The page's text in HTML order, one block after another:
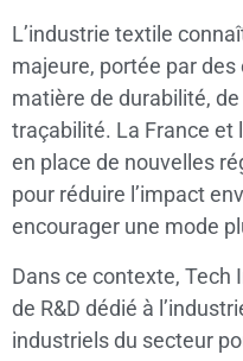
L’industrie textile
majeure, portée par
matière de durabilité,
traçabilité. La France et
en place de nouvelles
pour réduire l’impact
encourager une mode
Dans ce contexte, Tech
de R&D dédié à
industriels du secteur